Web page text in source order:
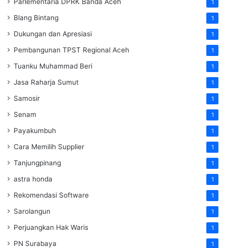
1
Blang Bintang 1
Dukungan dan Apresiasi 1
Pembangunan TPST Regional Aceh 1
Tuanku Muhammad Beri 1
Jasa Raharja Sumut 1
Samosir 1
Senam 1
Payakumbuh 1
Cara Memilih Supplier 1
Tanjungpinang 1
astra honda 1
Rekomendasi Software 1
Sarolangun 1
Perjuangkan Hak Waris 1
PN Surabaya 1